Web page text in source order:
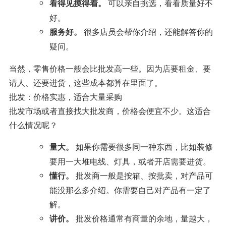
看得见摸得着。
可以亲自挑选，看看质量好不
好。
服务好。
很多店员会帮你介绍，还能解答你的
疑问。
当然，零售价格一般会比批发高一些。因为店要租金、要
请人、还要进货，这些成本都算在里面了。
批发：价格实惠，适合大量采购
批发市场或者直接找大批发商，价格会便宜不少。这适合
什么情况呢？
量大。
如果你需要很多同一种东西，比如装修
要用一大堆电线、灯具，或者开店需要进货。
懂行。
批发商一般是按箱、按批卖，对产品可
能没那么多介绍。你需要自己对产品有一定了
解。
讲价。
批发价格通常有商量的余地，量越大，